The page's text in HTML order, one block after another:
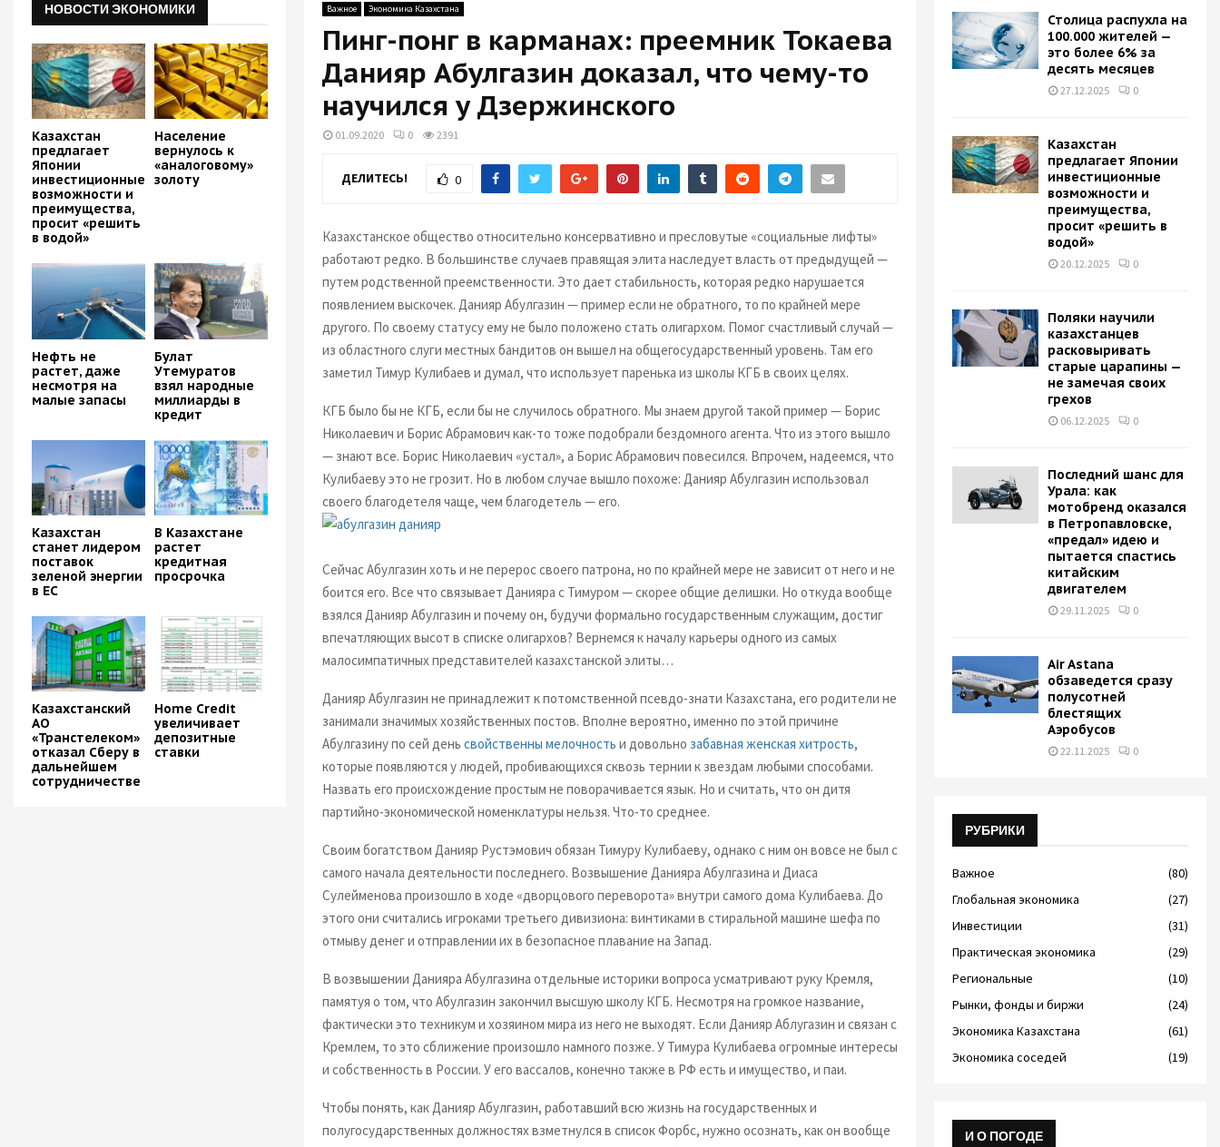
Важное Экономика Казахстана
Пинг-понг в карманах: преемник Токаева
Данияр Абулгазин доказал, что чему-то
научился у Дзержинского
01.09.2020 0 2391
ДЕЛИТЕСЬ! 0
Казахстанское общество относительно консервативно и пресловутые «социальные лифты»
работают редко. В большинстве случаев правящая элита наследует власть от предыдущей —
путем родственной преемственности. Это дает стабильность, которая редко нарушается
появлением выскочек. Данияр Абулгазин — пример если не обратного, то по крайней мере
другого. По своему статусу ему не было положено стать олигархом. Помог счастливый случай —
из областного слуги местных бандитов он вышел на общегосударственный уровень. Там его
заметил Тимур Кулибаев и думал, что использует паренька из школы КГБ в своих целях.
КГБ было бы не КГБ, если бы не случилось обратного. Мы знаем другой такой пример — Борис
Николаевич и Борис Абрамович как-то тоже подобрали бездомного агента. Что из этого вышло
— знают все. Борис Николаевич «устал», а Борис Абрамович повесился. Впрочем, надеемся, что
Кулибаеву это не грозит. Но в любом случае вышло похоже: Данияр Абулгазин использовал
своего благодетеля чаще, чем благодетель — его.
Сейчас Абулгазин хоть и не перерос своего патрона, но по крайней мере не зависит от него и не
боится его. Все что связывает Данияра с Тимуром — скорее общие делишки. Но откуда вообще
взялся Данияр Абулгазин и почему он, будучи формально государственным служащим, достиг
впечатляющих высот в списке олигархов? Вернемся к началу карьеры одного из самых
малосимпатичных представителей казахстанской элиты…
Данияр Абулгазин не принадлежит к потомственной псевдо-знати Казахстана, его родители не
занимали значимых хозяйственных постов. Вполне вероятно, именно по этой причине
Абулгазину по сей день свойственны мелочность и довольно забавная женская хитрость,
которые появляются у людей, пробивающихся сквозь тернии к звездам любыми способами.
Назвать его происхождение простым не поворачивается язык. Но и считать, что он дитя
партийно-экономической номенклатуры нельзя. Что-то среднее.
Своим богатством Данияр Рустэмович обязан Тимуру Кулибаеву, однако с ним он вовсе не был с
самого начала деятельности последнего. Возвышение Данияра Абулгазина и Диаса
Сулейменова произошло в ходе «дворцового переворота» внутри самого дома Кулибаева. До
этого они считались игроками третьего дивизиона: винтиками в стиральной машине шефа по
отмыву денег и отправлении их в безопасное плавание на Запад.
В возвышении Данияра Абулгазина отдельные историки вопроса усматривают руку Кремля,
памятуя о том, что Абулгазин закончил высшую школу КГБ. Несмотря на громкое название,
фактически это техникум и хозяином мира из него не выходят. Если Данияр Аблугазин и связан с
Кремлем, то это сближение произошло намного позже. У Тимура Кулибаева огромные интересы
и собственность в России. У его вассалов, конечно также в РФ есть и имущество, и паи.
Чтобы понять, как Данияр Абулгазин, работавший всю жизнь на государственных и
полугосударственных должностях взметнулся в список Форбс, нужно осознать, как он вообще
НОВОСТИ ЭКОНОМИКИ
Казахстан
предлагает
Японии
инвестиционные
возможности и
преимущества,
просит «решить
в водой»
Население
вернулось к
«аналоговому»
золоту
Нефть не
растет, даже
несмотря на
малые запасы
Булат
Утемуратов
взял народные
миллиарды в
кредит
Казахстан
станет лидером
поставок
зеленой энергии
в ЕС
В Казахстане
растет
кредитная
просрочка
Казахстанский
АО
«Транстелеком»
отказал Сберу в
дальнейшем
сотрудничестве
Home Credit
увеличивает
депозитные
ставки
Столица распухла на
100.000 жителей —
это более 6% за
десять месяцев
27.12.2025 0
Казахстан
предлагает Японии
инвестиционные
возможности и
преимущества,
просит «решить в
водой»
20.12.2025 0
Поляки научили
казахстанцев
расковыривать
старые царапины —
не замечая своих
грехов
06.12.2025 0
Последний шанс для
Урала: как
мотобренд оказался
в Петропавловске,
«предал» идею и
пытается спастись
китайским
двигателем
29.11.2025 0
Air Astana
обзаведется сразу
полусотней
блестящих
Аэробусов
22.11.2025 0
РУБРИКИ
Важное
(80)
Глобальная экономика
(27)
Инвестиции
(31)
Практическая экономика
(29)
Региональные
(10)
Рынки, фонды и биржи
(24)
Экономика Казахстана
(61)
Экономика соседей
(19)
И О ПОГОДЕ